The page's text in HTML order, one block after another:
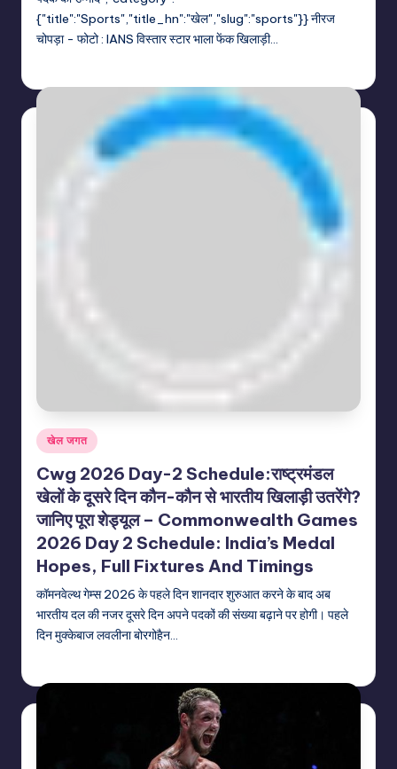
{"title":"Sports","title_hn":"खेल","slug":"sports"}} नीरज
चोपड़ा - फोटो : IANS विस्तार स्टार भाला फेंक खिलाड़ी…
Posted
in
खेल जगत
Cwg 2026 Day-2 Schedule:राष्ट्रमंडल
खेलों के दूसरे दिन कौन-कौन से भारतीय खिलाड़ी उतरेंगे?
जानिए पूरा शेड्यूल – Commonwealth Games
2026 Day 2 Schedule: India’s Medal
Hopes, Full Fixtures And Timings
कॉमनवेल्थ गेम्स 2026 के पहले दिन शानदार शुरुआत करने के बाद अब
भारतीय दल की नजर दूसरे दिन अपने पदकों की संख्या बढ़ाने पर होगी। पहले
दिन मुक्केबाज लवलीना बोरगोहैन…